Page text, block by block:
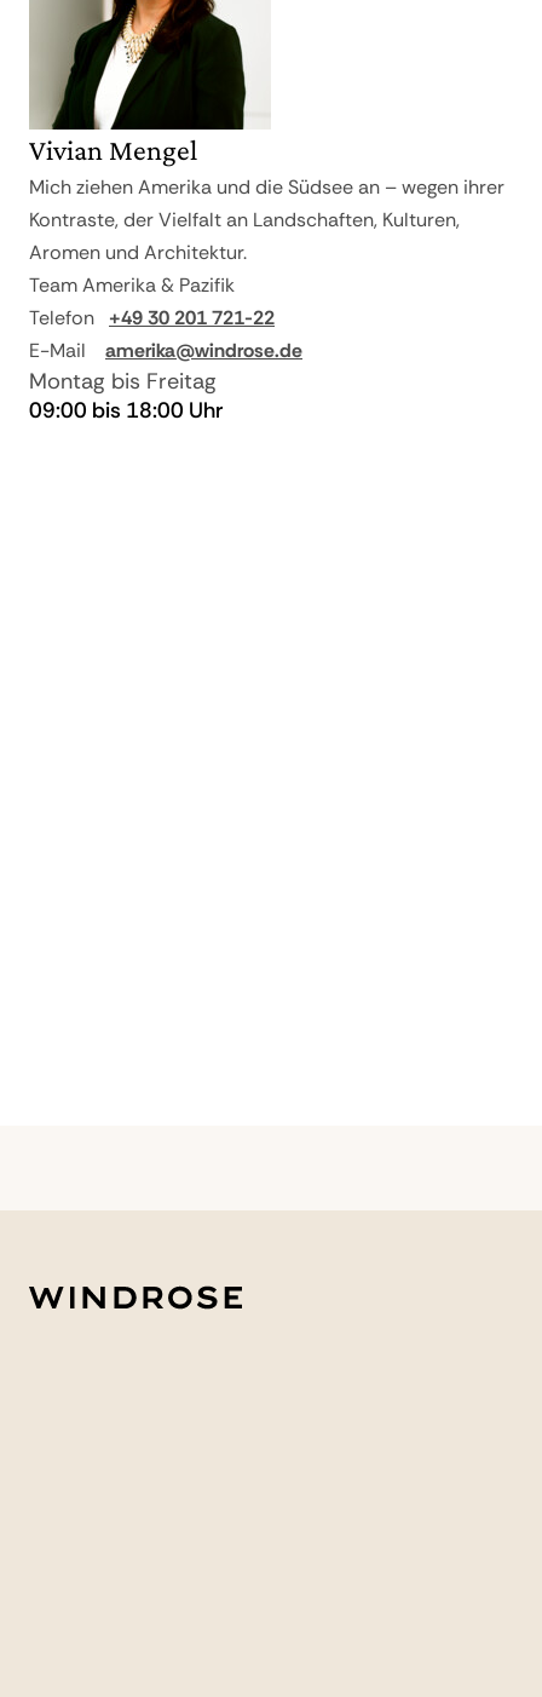
von Buckelwalen in die Gewässer von
Tetiaroa. Reservieren Sie eine
unvergessliche Schnorcheltour, um diese
sanften Riesen zu beobachten.
Wenn Sie zwischen Dezember und April
reisen, können Sie in der Nähe Ihrer
Strandvilla die Eiablage und die
Schlüpfzeit der Grünen
Meeresschildkröten, die jedes Jahr in
ihre Heimat Tetiaroa zurückkehren, aus
nächster Nähe miterleben.
ab 30 und bei
Nichtantritt
Vivian Mengel
Mich ziehen Amerika und die Südsee an – wegen ihrer
Kontraste, der Vielfalt an Landschaften, Kulturen,
Aromen und Architektur.
Team Amerika & Pazifik
Telefon
+49 30 201 721-22
E-Mail
amerika@windrose.de
Montag bis Freitag
09:00 bis 18:00 Uhr